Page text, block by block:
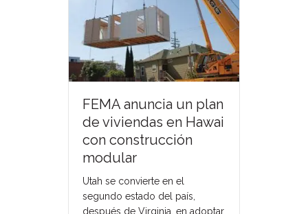
FEMA anuncia un plan
de viviendas en Hawai
con construcción
modular
Utah se convierte en el
segundo estado del país,
después de Virginia, en adoptar